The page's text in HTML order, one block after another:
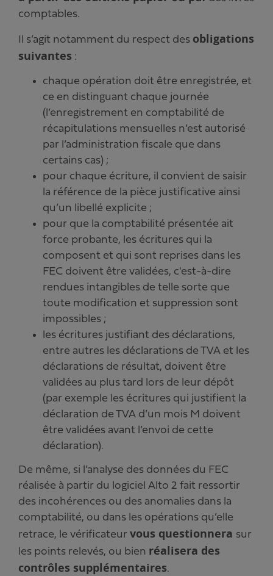
comptables.
Il s’agit notamment du respect des obligations
suivantes :
chaque opération doit être enregistrée, et
ce en distinguant chaque journée
(l’enregistrement en comptabilité de
récapitulations mensuelles n’est autorisé
par l’administration fiscale que dans
certains cas) ;
pour chaque écriture, il convient de saisir
la référence de la pièce justificative ainsi
qu’un libellé explicite ;
pour que la comptabilité présentée ait
force probante, les écritures qui la
composent et qui sont reprises dans les
FEC doivent être validées, c'est-à-dire
rendues intangibles de telle sorte que
toute modification et suppression sont
impossibles ;
les écritures justifiant des déclarations,
entre autres les déclarations de TVA et les
déclarations de résultat, doivent être
validées au plus tard lors de leur dépôt
(par exemple les écritures qui justifient la
déclaration de TVA d’un mois M doivent
être validées avant l’envoi de cette
déclaration).
De même, si l’analyse des données du FEC
réalisée à partir du logiciel Alto 2 fait ressortir
des incohérences ou des anomalies dans la
comptabilité, ou dans les opérations qu’elle
retrace, le vérificateur vous questionnera sur
les points relevés, ou bien réalisera des
contrôles supplémentaires.